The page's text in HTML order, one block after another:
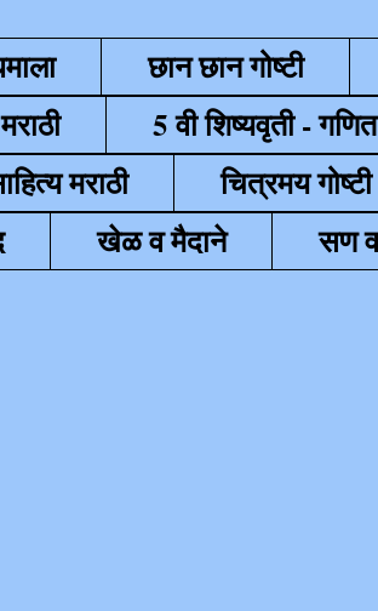
छान छान गोष्टी
5 वी शिष्यवृती - गणित
मराठी
चित्रमय गोष्टी
खेळ व मैदाने
सण